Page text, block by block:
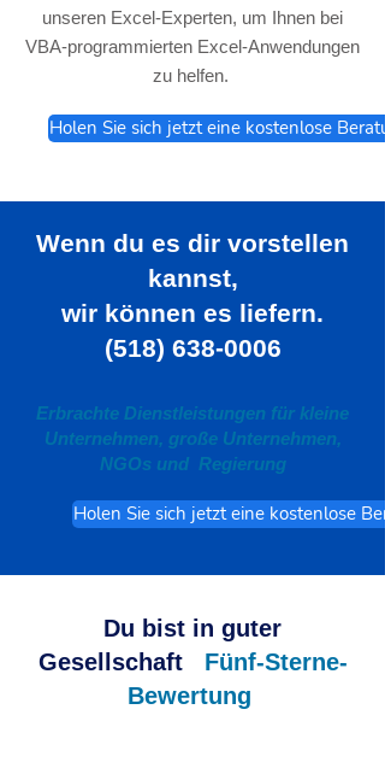
unseren Excel-Experten, um Ihnen bei
VBA-programmierten Excel-Anwendungen
zu helfen.
Holen Sie sich jetzt eine kostenlose
Wenn du es dir vorstellen
kannst,
wir können es liefern.
(518) 638-0006
Erbrachte Dienstleistungen für kleine
Unternehmen, große Unternehmen,
NGOs und Regierung
Holen Sie sich jetzt eine kostenlose
Du bist in guter
Gesellschaft
Fünf-Sterne-
Bewertung